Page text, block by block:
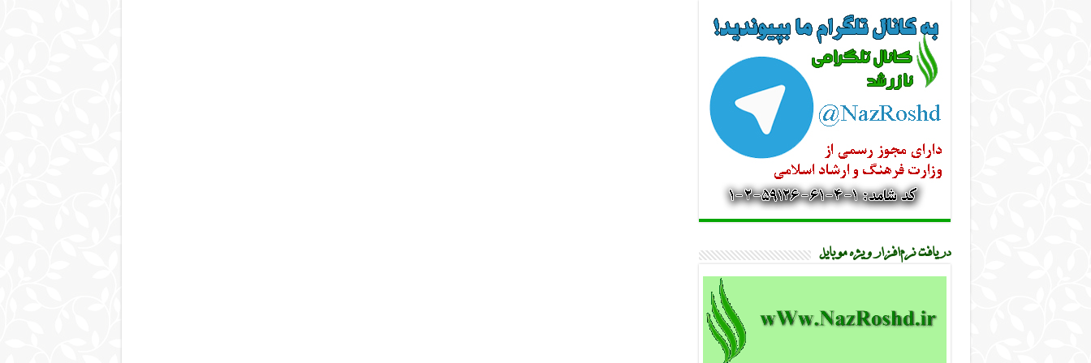
دریافت نرم‌افزار ویژه موبایل